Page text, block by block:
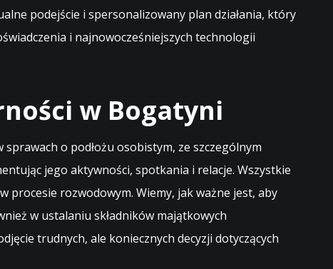
podejście i spersonalizowany plan działania, który
i najnowocześniejszych technologii
w Bogatyni
o podłożu osobistym, ze szczególnym
jego aktywności, spotkania i relacje. Wszystkie
procesie rozwodowym. Wiemy, jak ważne jest, aby
w ustalaniu składników majątkowych
trudnych, ale koniecznych decyzji dotyczących